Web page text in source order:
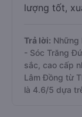
lượng tốt,
Trả lời: Những
- Sóc Trăng
sắc, cao cấp
Lâm Đồng từ
là 4.6/5 dựa